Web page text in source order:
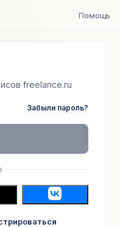
Помощь
freelance.ru
Забыли пароль?